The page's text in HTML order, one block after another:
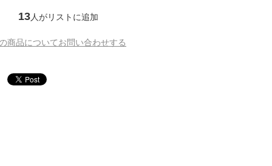
屋
13人がリストに追加
商品についてお問い合わせする